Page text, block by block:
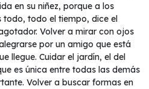
en su niñez, porque a los
todo el tiempo, dice el
Volver a mirar con ojos
por un amigo que está
llegue. Cuidar el jardín, el del
es única entre todas las demás
Volver a buscar formas en